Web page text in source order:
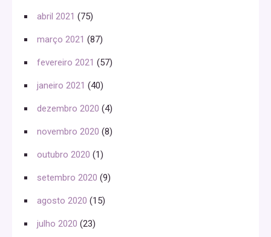
abril 2021 (75)
março 2021 (87)
fevereiro 2021 (57)
janeiro 2021 (40)
dezembro 2020 (4)
novembro 2020 (8)
outubro 2020 (1)
setembro 2020 (9)
agosto 2020 (15)
julho 2020 (23)